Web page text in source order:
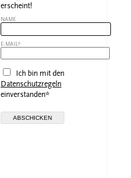
erscheint!
NAME
E-MAIL*
Ich bin mit den
Datenschutzregeln
einverstanden*